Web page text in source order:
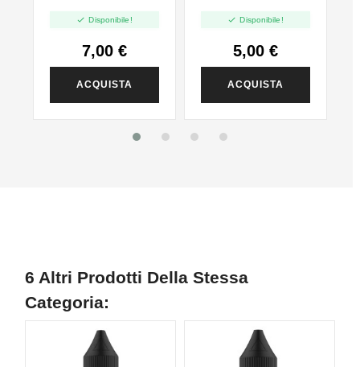
 Disponibile!
7,00 €
ACQUISTA
 Disponibile!
5,00 €
ACQUISTA
6 Altri Prodotti Della Stessa
Categoria: